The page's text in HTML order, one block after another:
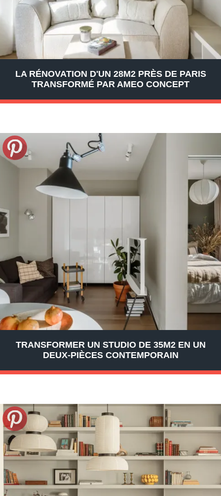
LA RÉNOVATION D'UN 28M2 PRÈS DE PARIS
TRANSFORMÉ PAR AMEO CONCEPT
TRANSFORMER UN STUDIO DE 35M2 EN UN
DEUX-PIÈCES CONTEMPORAIN